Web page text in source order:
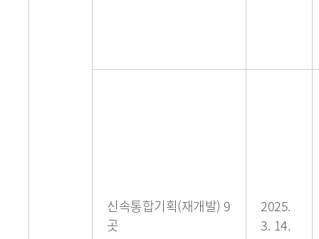
신속통합기획(재개발) 9
곳
2025.
3. 14.